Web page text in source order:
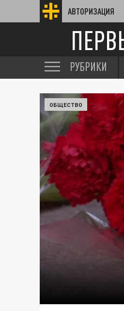
АВТОРИЗАЦИЯ
РУБРИКИ
ОБЩЕСТВО